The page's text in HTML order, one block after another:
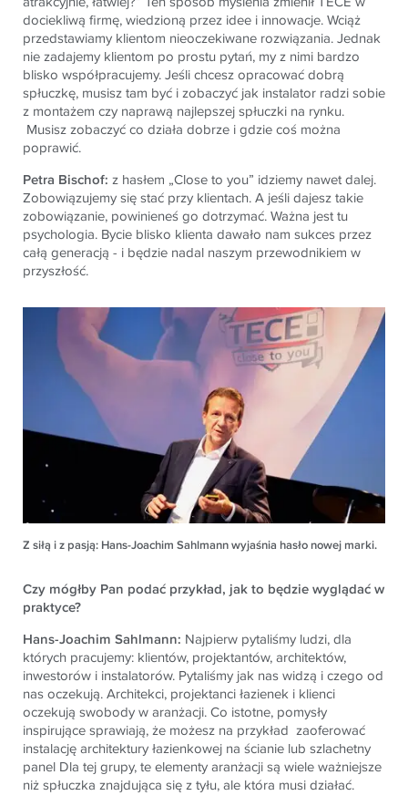
dociekliwą firmę, wiedzioną przez idee i innowacje. Wciąż
przedstawiamy klientom nieoczekiwane rozwiązania. Jednak
nie zadajemy klientom po prostu pytań, my z nimi bardzo
blisko współpracujemy. Jeśli chcesz opracować dobrą
spłuczkę, musisz tam być i zobaczyć jak instalator radzi sobie
z montażem czy naprawą najlepszej spłuczki na rynku.
Musisz zobaczyć co działa dobrze i gdzie coś można
poprawić.
Petra Bischof: z hasłem „Close to you” idziemy nawet dalej.
Zobowiązujemy się stać przy klientach. A jeśli dajesz takie
zobowiązanie, powinieneś go dotrzymać. Ważna jest tu
psychologia. Bycie blisko klienta dawało nam sukces przez
całą generacją - i będzie nadal naszym przewodnikiem w
przyszłość.
Z siłą i z pasją: Hans-Joachim Sahlmann wyjaśnia hasło nowej marki.
Czy mógłby Pan podać przykład, jak to będzie wyglądać w
praktyce?
Hans-Joachim Sahlmann: Najpierw pytaliśmy ludzi, dla
których pracujemy: klientów, projektantów, architektów,
inwestorów i instalatorów. Pytaliśmy jak nas widzą i czego od
nas oczekują. Architekci, projektanci łazienek i klienci
oczekują swobody w aranżacji. Co istotne, pomysły
inspirujące sprawiają, że możesz na przykład zaoferować
instalację architektury łazienkowej na ścianie lub szlachetny
panel Dla tej grupy, te elementy aranżacji są wiele ważniejsze
niż spłuczka znajdująca się z tyłu, ale która musi działać.